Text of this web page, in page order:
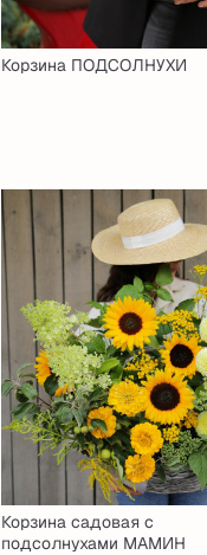
Корзина ПОДСОЛНУХИ
Корзина садовая с
подсолнухами МАМИН